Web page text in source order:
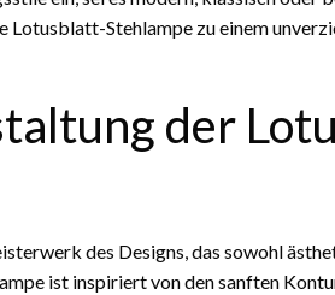
Stehlampe zu einem
der
des Designs, das sowohl
ist inspiriert von den sanften